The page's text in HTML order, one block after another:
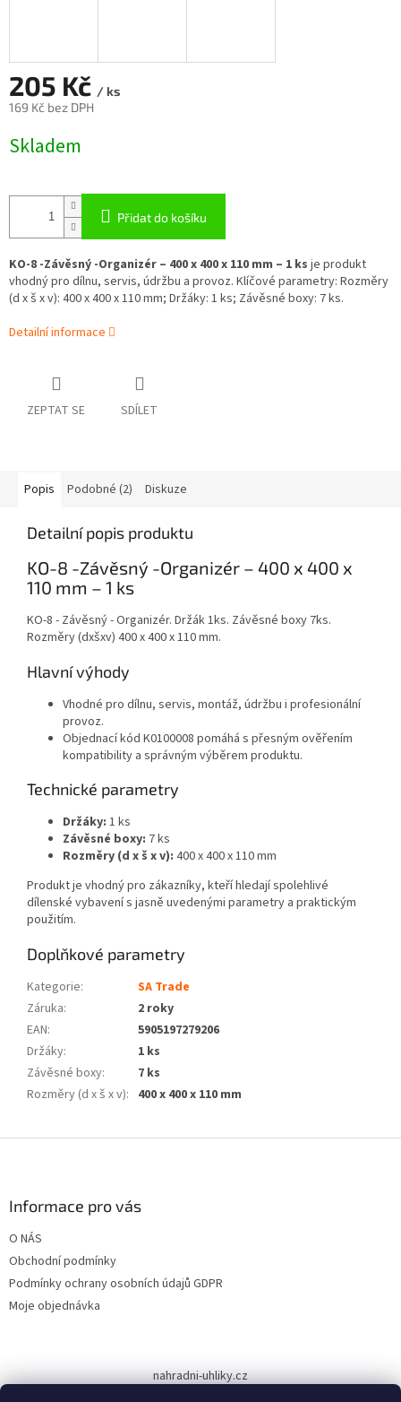
205 Kč / ks
169 Kč bez DPH
cena:
Skladem
Přidat do košíku
KO-8 -Závěsný -Organizér – 400 x 400 x 110 mm – 1 ks je produkt
vhodný pro dílnu, servis, údržbu a provoz. Klíčové parametry: Rozměry
(d x š x v): 400 x 400 x 110 mm; Držáky: 1 ks; Závěsné boxy: 7 ks.
Detailní informace
ZEPTAT SE SDÍLET
Popis Podobné (2) Diskuze
Detailní popis produktu
KO-8 -Závěsný -Organizér – 400 x 400 x
110 mm – 1 ks
KO-8 - Závěsný - Organizér. Držák 1ks. Závěsné boxy 7ks.
Rozměry (dxšxv) 400 x 400 x 110 mm.
Hlavní výhody
Vhodné pro dílnu, servis, montáž, údržbu i profesionální
provoz.
Objednací kód K0100008 pomáhá s přesným ověřením
kompatibility a správným výběrem produktu.
Technické parametry
Držáky: 1 ks
Závěsné boxy: 7 ks
Rozměry (d x š x v): 400 x 400 x 110 mm
Produkt je vhodný pro zákazníky, kteří hledají spolehlivé
dílenské vybavení s jasně uvedenými parametry a praktickým
použitím.
Doplňkové parametry
Kategorie:
SA Trade
Záruka:
2 roky
EAN:
5905197279206
Držáky:
1 ks
Závěsné boxy:
7 ks
Rozměry (d x š x v): 400 x 400 x 110 mm
Informace pro vás
O NÁS
Obchodní podmínky
Podmínky ochrany osobních údajů GDPR
Moje objednávka
nahradni-uhliky.cz